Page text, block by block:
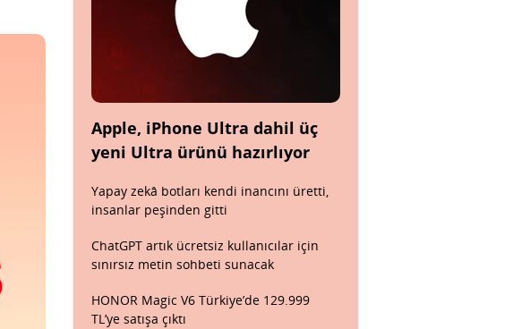
Apple, iPhone Ultra dahil üç
yeni Ultra ürünü hazırlıyor
Yapay zekâ botları kendi inancını üretti,
insanlar peşinden gitti
ChatGPT artık ücretsiz kullanıcılar için
sınırsız metin sohbeti sunacak
HONOR Magic V6 Türkiye’de 129.999
TL’ye satışa çıktı